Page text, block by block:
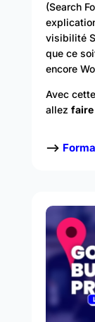
(Search
visibilité
que ce
encore
Avec
allez faire
–>